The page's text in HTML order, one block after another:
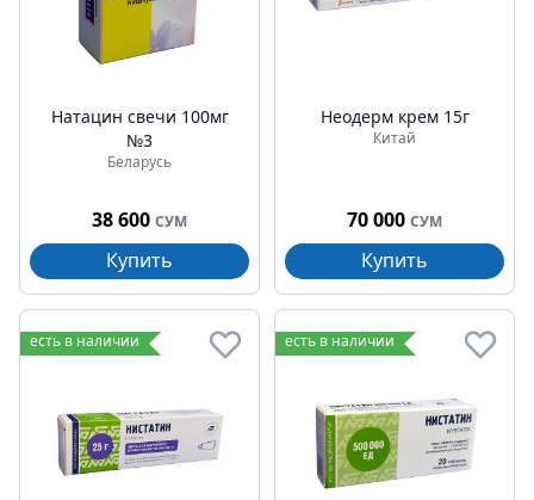
Натацин свечи 100мг
№3
Беларусь
38 600 СУМ
Купить
Неодерм крем 15г
Китай
70 000 СУМ
Купить
есть в наличии есть в наличии